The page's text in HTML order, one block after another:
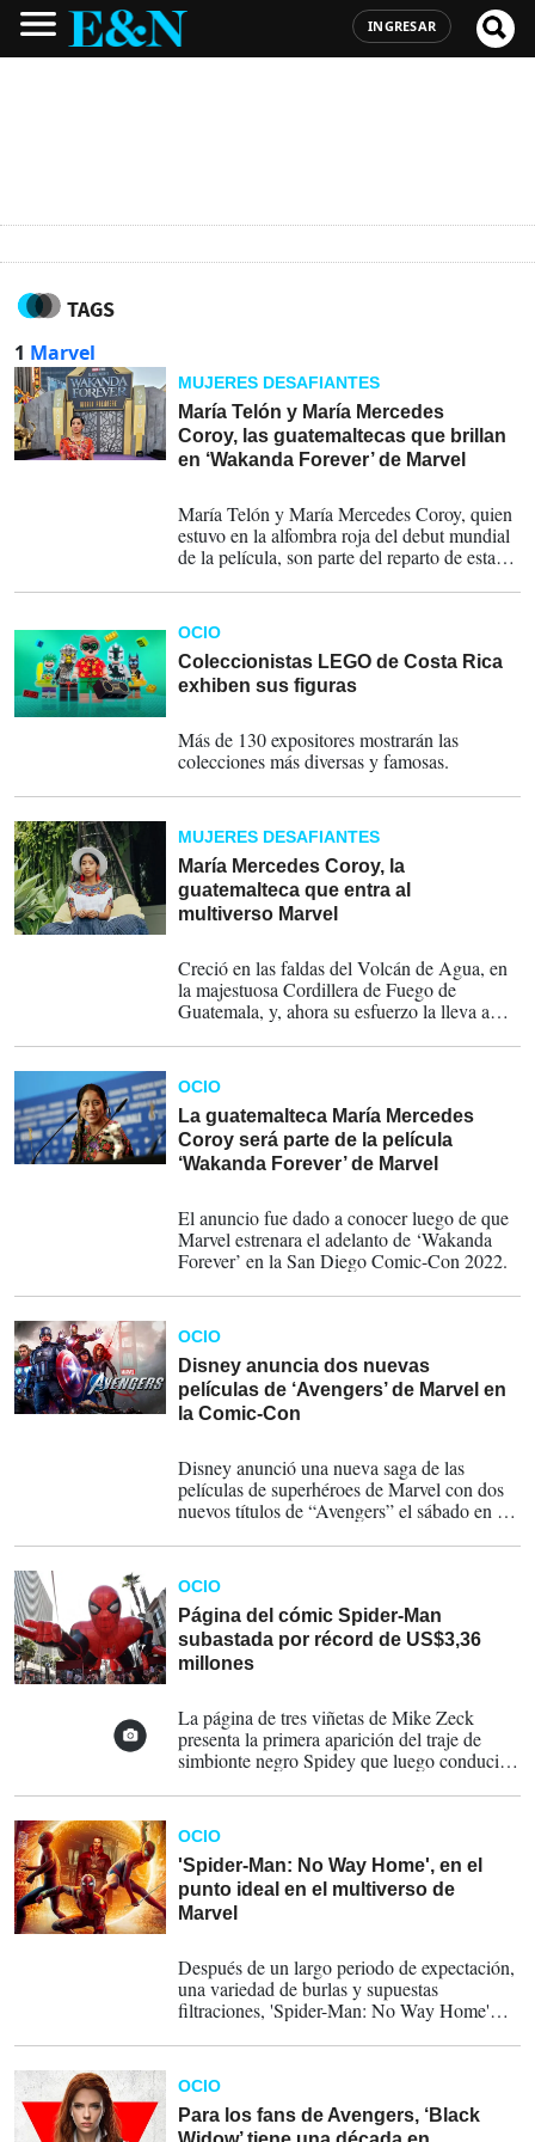
INGRESAR
TAGS
1 Marvel
MUJERES DESAFIANTES
María Telón y María Mercedes
Coroy, las guatemaltecas que brillan
en ‘Wakanda Forever’ de Marvel
María Telón y María Mercedes Coroy, quien
estuvo en la alfombra roja del debut mundial
de la película, son parte del reparto de esta
manifiesto.
OCIO
Coleccionistas LEGO de Costa Rica
exhiben sus figuras
Más de 130 expositores mostrarán las
colecciones más diversas y famosas.
MUJERES DESAFIANTES
María Mercedes Coroy, la
guatemalteca que entra al
multiverso Marvel
Creció en las faldas del Volcán de Agua, en
la majestuosa Cordillera de Fuego de
Guatemala, y, ahora su esfuerzo la lleva a
OCIO
La guatemalteca María Mercedes
Coroy será parte de la película
‘Wakanda Forever’ de Marvel
El anuncio fue dado a conocer luego de que
Marvel estrenara el adelanto de ‘Wakanda
Forever’ en la San Diego Comic-Con 2022.
OCIO
Disney anuncia dos nuevas
películas de ‘Avengers’ de Marvel en
la Comic-Con
Disney anunció una nueva saga de las
películas de superhéroes de Marvel con dos
nuevos títulos de “Avengers” el sábado en la
primer vistazo a su secuela de “Pantera
Negra”.
OCIO
Página del cómic Spider-Man
subastada por récord de US$3,36
millones
La página de tres viñetas de Mike Zeck
presenta la primera aparición del traje de
simbionte negro Spidey que luego conduciría
creado para la Marvel Super Heroes Secret
Wars, una serie publicada por Marvel Comics
en 1984-85, para la página 25 del número 8.
OCIO
'Spider-Man: No Way Home', en el
punto ideal en el multiverso de
Marvel
Después de un largo periodo de expectación,
una variedad de burlas y supuestas
filtraciones, 'Spider-Man: No Way Home'
el tipo de diversión descarada en la pantalla
grande que los cines han estado esperando.
OCIO
Para los fans de Avengers, ‘Black